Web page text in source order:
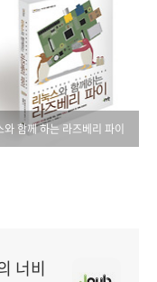
와 함께 하는 라즈베리 파이
너비